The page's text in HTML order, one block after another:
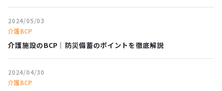
2024/05/03
介護BCP
介護施設のBCP｜防災備蓄のポイントを徹底解説
2024/04/30
介護BCP